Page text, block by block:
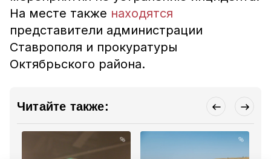
На месте также находятся
представители администрации
Ставрополя и прокуратуры
Октябрьского района.
Читайте также: